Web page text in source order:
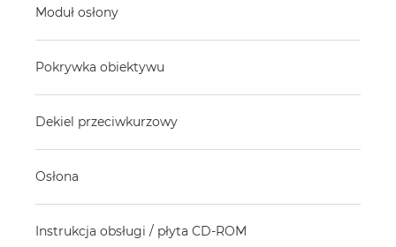
Moduł osłony
Pokrywka obiektywu
Dekiel przeciwkurzowy
Osłona
Instrukcja obsługi / płyta CD-ROM